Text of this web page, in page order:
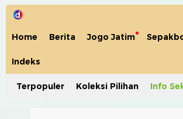
Home Berita Jogo Jatim
Indeks
Terpopuler Koleksi Pilihan Info